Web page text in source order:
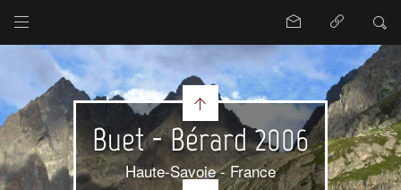
Buet - Bérard 2006
Haute-Savoie - France